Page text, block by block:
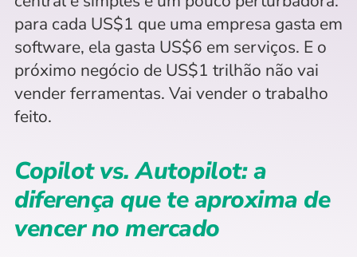
para cada US$1 que uma empresa gasta em
software, ela gasta US$6 em serviços. E o
próximo negócio de US$1 trilhão não vai
vender ferramentas. Vai vender o trabalho
feito.
Copilot vs. Autopilot: a
diferença que te aproxima de
vencer no mercado